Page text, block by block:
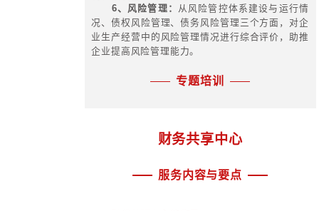
集团公司投资决策部分问题在决
就能够准确识别，如集团对内部某一
资，形成该产业一定数量的资产，这
能用数学方程表示出来，主要靠定性
投资决策是某种折中，即最终
件下可以利用的最好办法。